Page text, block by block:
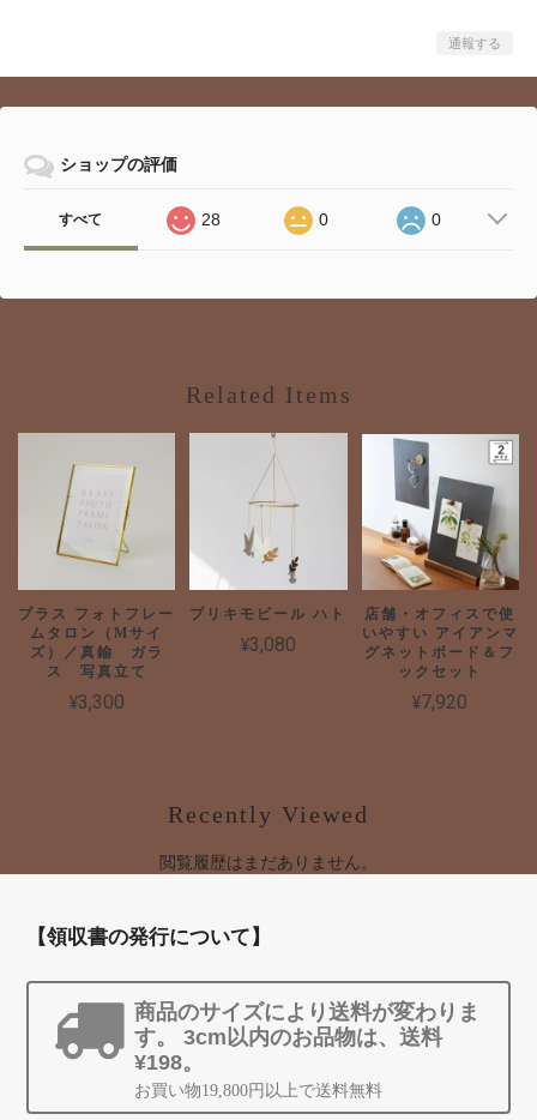
通報する
ショップの評価
すべて 28 0 0
Related Items
ブラス フォトフレー
ムタロン（Mサイ
ズ）／真鍮 ガラ
ス 写真立て
¥3,300
ブリキモビール ハト
¥3,080
店舗・オフィスで使
いやすい アイアンマ
グネットボード＆フ
ックセット
¥7,920
Recently Viewed
閲覧履歴はまだありません。
【領収書の発行について】
商品のサイズにより送料が変わりま
す。 3cm以内のお品物は、送料
¥198。
お買い物19,800円以上で送料無料